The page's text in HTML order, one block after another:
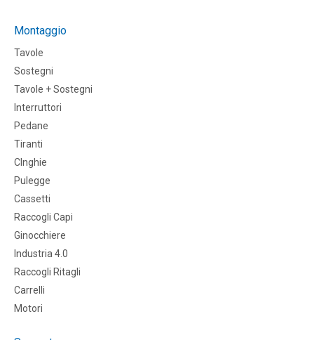
Montaggio
Tavole
Sostegni
Tavole + Sostegni
Interruttori
Pedane
Tiranti
CInghie
Pulegge
Cassetti
Raccogli Capi
Ginocchiere
Industria 4.0
Raccogli Ritagli
Carrelli
Motori